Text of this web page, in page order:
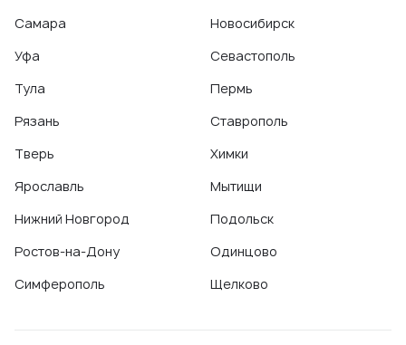
Самара
Уфа
Тула
Рязань
Тверь
Ярославль
Нижний Новгород
Ростов-на-Дону
Симферополь
Новосибирск
Севастополь
Пермь
Ставрополь
Химки
Мытищи
Подольск
Одинцово
Щелково